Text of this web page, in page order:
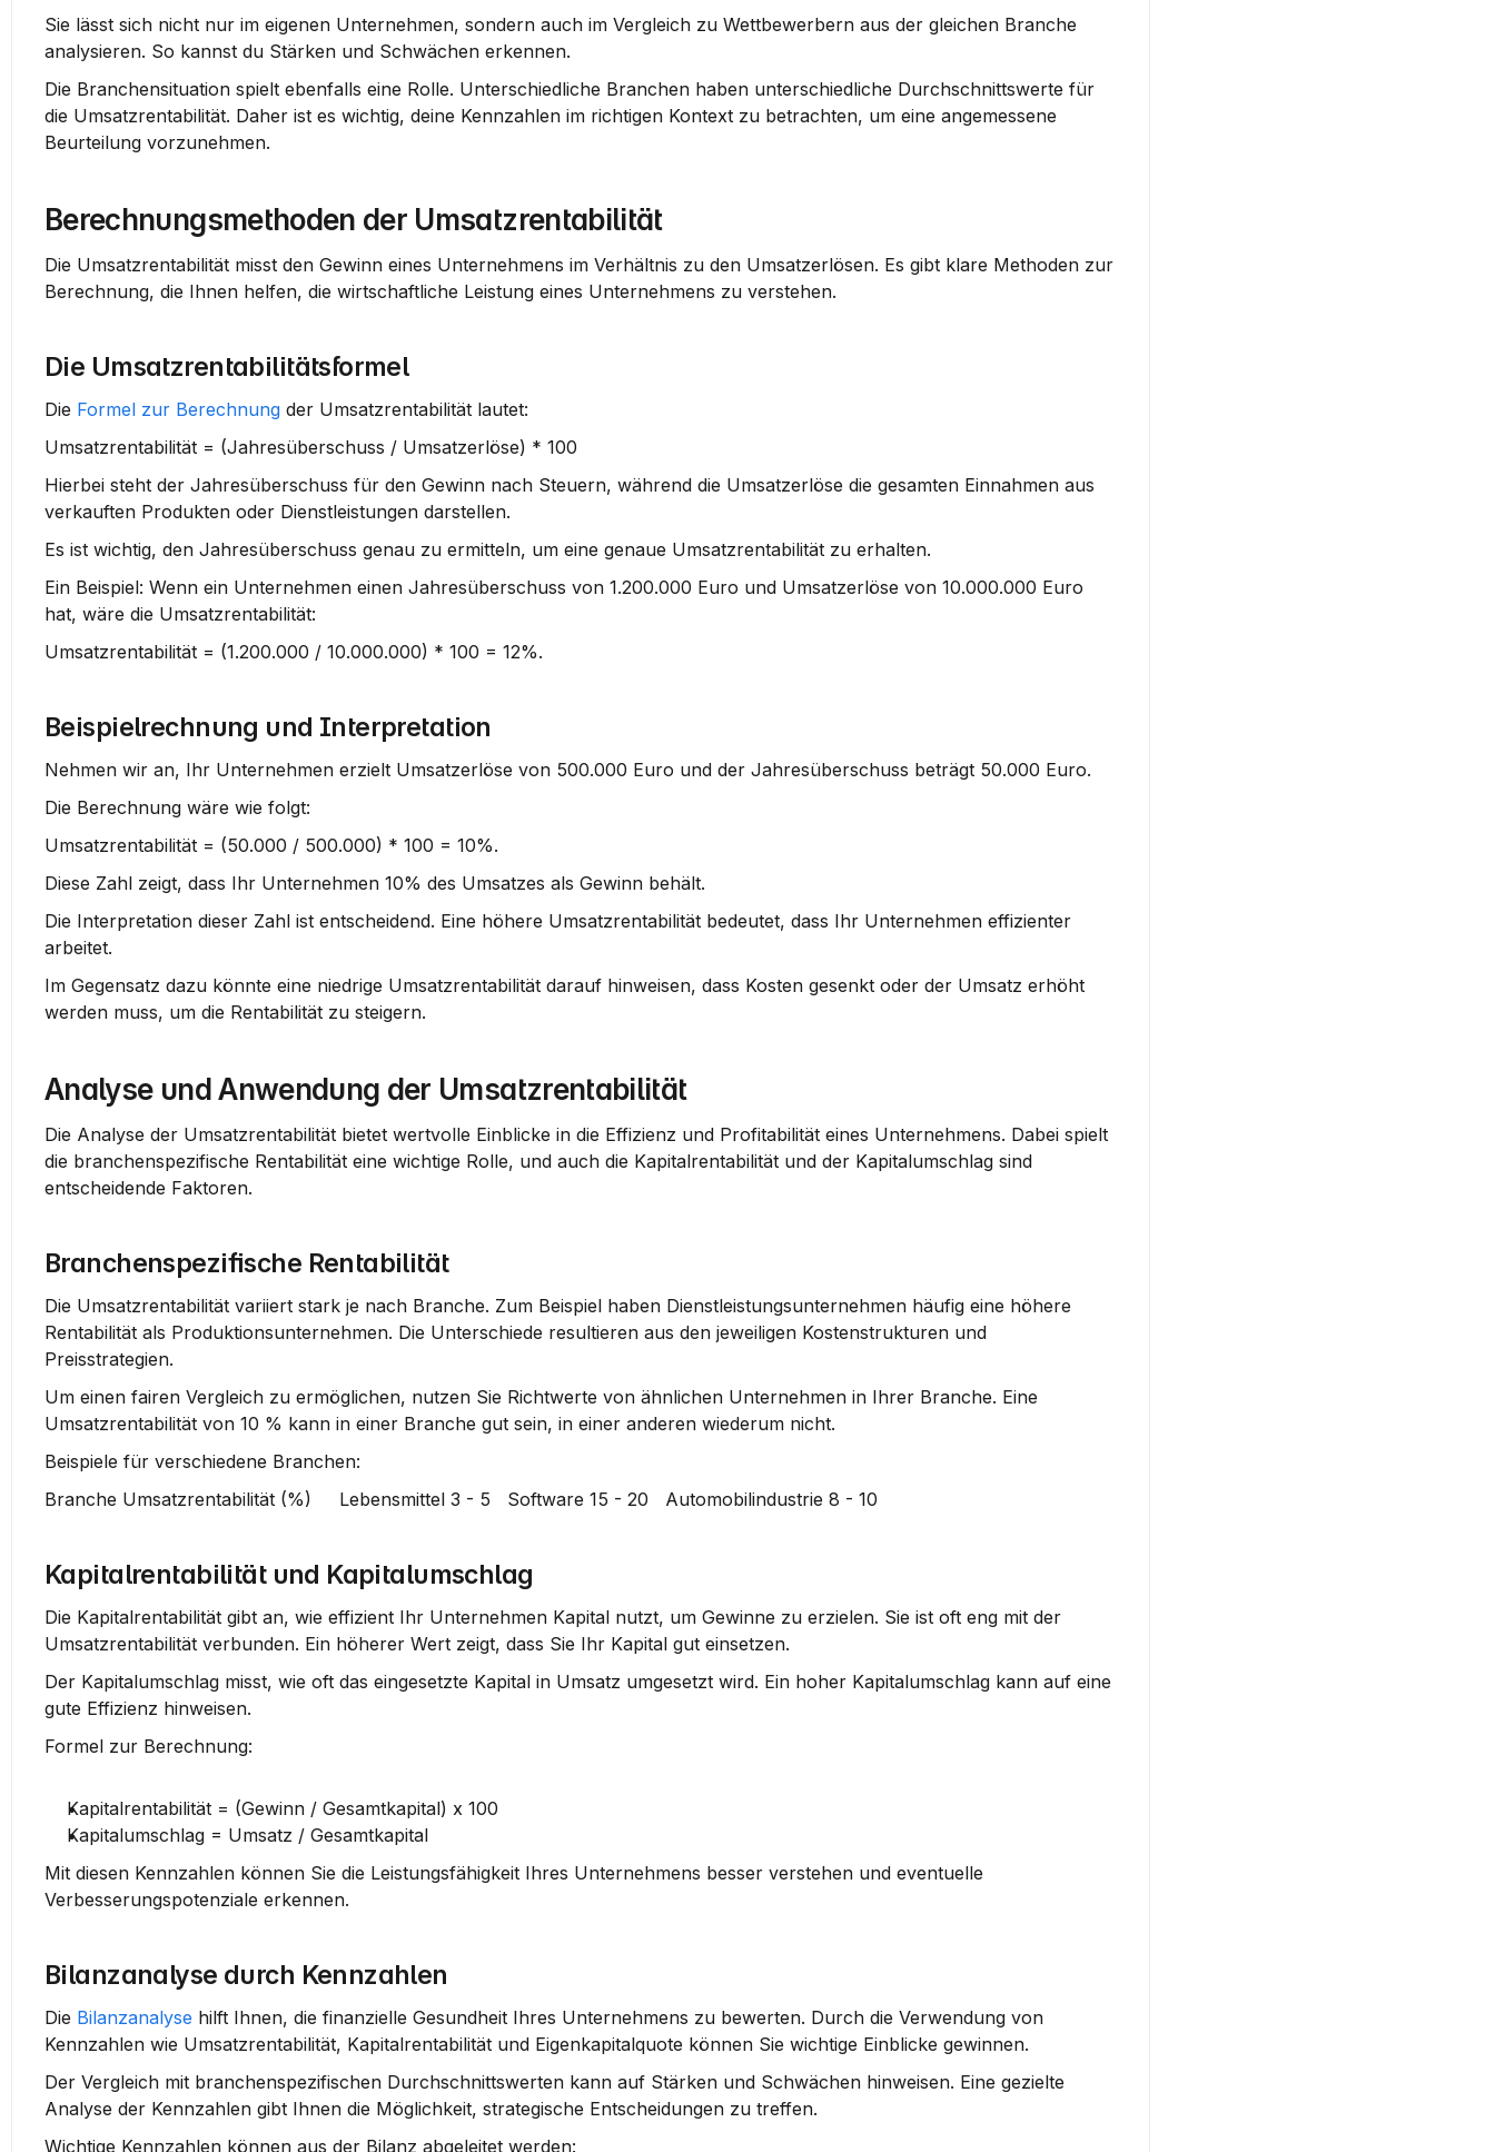
Sie lässt sich nicht nur im eigenen Unternehmen, sondern auch im Vergleich zu Wettbewerbern aus der gleichen Branche
analysieren. So kannst du Stärken und Schwächen erkennen.
Die Branchensituation spielt ebenfalls eine Rolle. Unterschiedliche Branchen haben unterschiedliche Durchschnittswerte für
die Umsatzrentabilität. Daher ist es wichtig, deine Kennzahlen im richtigen Kontext zu betrachten, um eine angemessene
Beurteilung vorzunehmen.
Berechnungsmethoden der Umsatzrentabilität
Die Umsatzrentabilität misst den Gewinn eines Unternehmens im Verhältnis zu den Umsatzerlösen. Es gibt klare Methoden zur
Berechnung, die Ihnen helfen, die wirtschaftliche Leistung eines Unternehmens zu verstehen.
Die Umsatzrentabilitätsformel
Die Formel zur Berechnung der Umsatzrentabilität lautet:
Umsatzrentabilität = (Jahresüberschuss / Umsatzerlöse) * 100
Hierbei steht der Jahresüberschuss für den Gewinn nach Steuern, während die Umsatzerlöse die gesamten Einnahmen aus
verkauften Produkten oder Dienstleistungen darstellen.
Es ist wichtig, den Jahresüberschuss genau zu ermitteln, um eine genaue Umsatzrentabilität zu erhalten.
Ein Beispiel: Wenn ein Unternehmen einen Jahresüberschuss von 1.200.000 Euro und Umsatzerlöse von 10.000.000 Euro
hat, wäre die Umsatzrentabilität:
Umsatzrentabilität = (1.200.000 / 10.000.000) * 100 = 12%.
Beispielrechnung und Interpretation
Nehmen wir an, Ihr Unternehmen erzielt Umsatzerlöse von 500.000 Euro und der Jahresüberschuss beträgt 50.000 Euro.
Die Berechnung wäre wie folgt:
Umsatzrentabilität = (50.000 / 500.000) * 100 = 10%.
Diese Zahl zeigt, dass Ihr Unternehmen 10% des Umsatzes als Gewinn behält.
Die Interpretation dieser Zahl ist entscheidend. Eine höhere Umsatzrentabilität bedeutet, dass Ihr Unternehmen effizienter
arbeitet.
Im Gegensatz dazu könnte eine niedrige Umsatzrentabilität darauf hinweisen, dass Kosten gesenkt oder der Umsatz erhöht
werden muss, um die Rentabilität zu steigern.
Analyse und Anwendung der Umsatzrentabilität
Die Analyse der Umsatzrentabilität bietet wertvolle Einblicke in die Effizienz und Profitabilität eines Unternehmens. Dabei spielt
die branchenspezifische Rentabilität eine wichtige Rolle, und auch die Kapitalrentabilität und der Kapitalumschlag sind
entscheidende Faktoren.
Branchenspezifische Rentabilität
Die Umsatzrentabilität variiert stark je nach Branche. Zum Beispiel haben Dienstleistungsunternehmen häufig eine höhere
Rentabilität als Produktionsunternehmen. Die Unterschiede resultieren aus den jeweiligen Kostenstrukturen und
Preisstrategien.
Um einen fairen Vergleich zu ermöglichen, nutzen Sie Richtwerte von ähnlichen Unternehmen in Ihrer Branche. Eine
Umsatzrentabilität von 10 % kann in einer Branche gut sein, in einer anderen wiederum nicht.
Beispiele für verschiedene Branchen:
Branche Umsatzrentabilität (%)     Lebensmittel 3 - 5   Software 15 - 20   Automobilindustrie 8 - 10
Kapitalrentabilität und Kapitalumschlag
Die Kapitalrentabilität gibt an, wie effizient Ihr Unternehmen Kapital nutzt, um Gewinne zu erzielen. Sie ist oft eng mit der
Umsatzrentabilität verbunden. Ein höherer Wert zeigt, dass Sie Ihr Kapital gut einsetzen.
Der Kapitalumschlag misst, wie oft das eingesetzte Kapital in Umsatz umgesetzt wird. Ein hoher Kapitalumschlag kann auf eine
gute Effizienz hinweisen.
Formel zur Berechnung:
Kapitalrentabilität = (Gewinn / Gesamtkapital) x 100
Kapitalumschlag = Umsatz / Gesamtkapital
Mit diesen Kennzahlen können Sie die Leistungsfähigkeit Ihres Unternehmens besser verstehen und eventuelle
Verbesserungspotenziale erkennen.
Bilanzanalyse durch Kennzahlen
Die Bilanzanalyse hilft Ihnen, die finanzielle Gesundheit Ihres Unternehmens zu bewerten. Durch die Verwendung von
Kennzahlen wie Umsatzrentabilität, Kapitalrentabilität und Eigenkapitalquote können Sie wichtige Einblicke gewinnen.
Der Vergleich mit branchenspezifischen Durchschnittswerten kann auf Stärken und Schwächen hinweisen. Eine gezielte
Analyse der Kennzahlen gibt Ihnen die Möglichkeit, strategische Entscheidungen zu treffen.
Wichtige Kennzahlen können aus der Bilanz abgeleitet werden: